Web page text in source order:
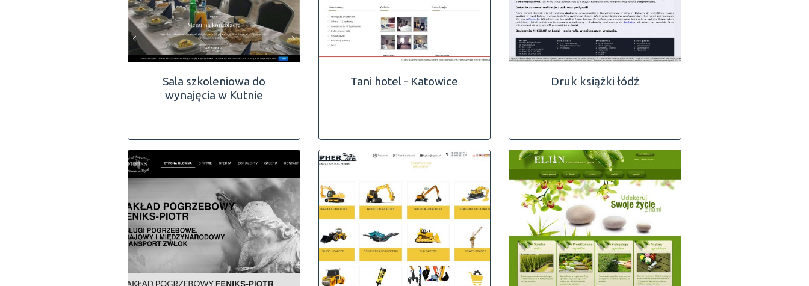
Sala szkoleniowa do
wynajęcia w Kutnie
Tani hotel - Katowice Druk książki łódź